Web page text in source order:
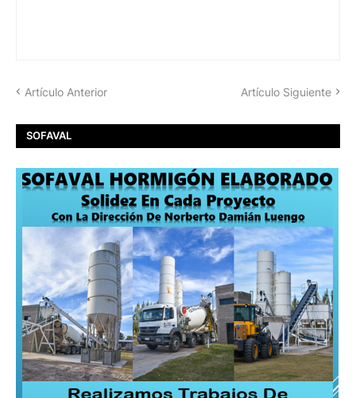
Artículo Anterior Artículo Siguiente
SOFAVAL